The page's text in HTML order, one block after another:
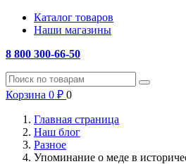
Каталог товаров
Наши магазины
8 800 300-66-50
Корзина 0 ₽ 0
Главная страница
Наш блог
Разное
Упоминание о меде в